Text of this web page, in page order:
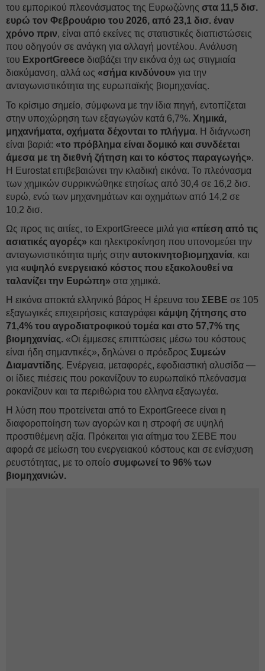
του εμπορικού πλεονάσματος της Ευρωζώνης στα 11,5 δισ.
ευρώ τον Φεβρουάριο του 2026, από 23,1 δισ. έναν
χρόνο πριν, είναι από εκείνες τις στατιστικές διαπιστώσεις
που οδηγούν σε ανάγκη για αλλαγή μοντέλου. Ανάλυση
του ExportGreece διαβάζει την εικόνα όχι ως στιγμιαία
διακύμανση, αλλά ως «σήμα κινδύνου» για την
ανταγωνιστικότητα της ευρωπαϊκής βιομηχανίας.
Το κρίσιμο σημείο, σύμφωνα με την ίδια πηγή, εντοπίζεται
στην υποχώρηση των εξαγωγών κατά 6,7%. Χημικά,
μηχανήματα, οχήματα δέχονται το πλήγμα. Η διάγνωση
είναι βαριά: «το πρόβλημα είναι δομικό και συνδέεται
άμεσα με τη διεθνή ζήτηση και το κόστος παραγωγής».
Η Eurostat επιβεβαιώνει την κλαδική εικόνα. Το πλεόνασμα
των χημικών συρρικνώθηκε ετησίως από 30,4 σε 16,2 δισ.
ευρώ, ενώ των μηχανημάτων και οχημάτων από 14,2 σε
10,2 δισ.
Ως προς τις αιτίες, το ExportGreece μιλά για «πίεση από τις
ασιατικές αγορές» και ηλεκτροκίνηση που υπονομεύει την
ανταγωνιστικότητα τιμής στην αυτοκινητοβιομηχανία, και
για «υψηλό ενεργειακό κόστος που εξακολουθεί να
ταλανίζει την Ευρώπη» στα χημικά.
Η εικόνα αποκτά ελληνικό βάρος Η έρευνα του ΣΕΒΕ σε 105
εξαγωγικές επιχειρήσεις καταγράφει κάμψη ζήτησης στο
71,4% του αγροδιατροφικού τομέα και στο 57,7% της
βιομηχανίας. «Οι έμμεσες επιπτώσεις μέσω του κόστους
είναι ήδη σημαντικές», δηλώνει ο πρόεδρος Συμεών
Διαμαντίδης. Ενέργεια, μεταφορές, εφοδιαστική αλυσίδα —
οι ίδιες πιέσεις που ροκανίζουν το ευρωπαϊκό πλεόνασμα
ροκανίζουν και τα περιθώρια του ελληνα εξαγωγέα.
Η λύση που προτείνεται από το ExportGreece είναι η
διαφοροποίηση των αγορών και η στροφή σε υψηλή
προστιθέμενη αξία. Πρόκειται για αίτημα του ΣΕΒΕ που
αφορά σε μείωση του ενεργειακού κόστους και σε ενίσχυση
ρευστότητας, με το οποίο συμφωνεί το 96% των
βιομηχανιών.